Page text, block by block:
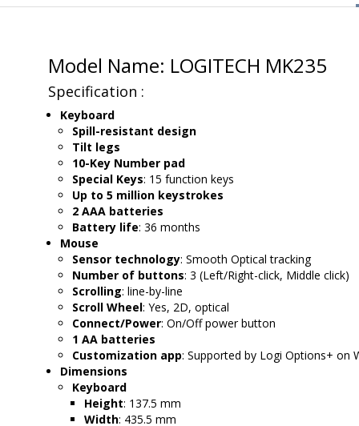
Model Name: LOGITECH MK235
Specification :
Keyboard
Spill-resistant design
Tilt legs
10-Key Number pad
Special Keys: 15 function keys
Up to 5 million keystrokes
2 AAA batteries
Battery life: 36 months
Mouse
Sensor technology: Smooth Optical tracking
Number of buttons: 3 (Left/Right-click, Middle click)
Scrolling: line-by-line
Scroll Wheel: Yes, 2D, optical
Connect/Power: On/Off power button
1 AA batteries
Customization app: Supported by Logi Options+ on
Dimensions
Keyboard
Height: 137.5 mm
Width: 435.5 mm